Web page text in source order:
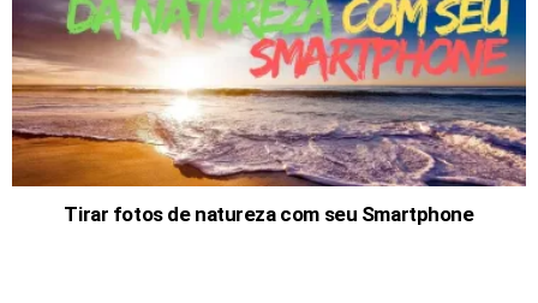
Tirar fotos de natureza com seu Smartphone